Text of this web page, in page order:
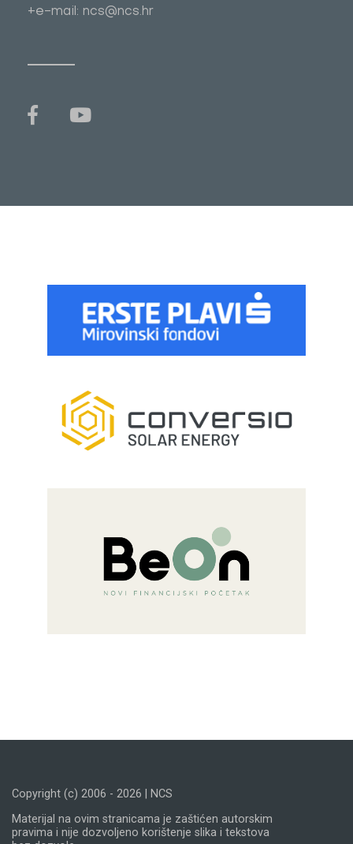
+e-mail: ncs@ncs.hr
Copyright (c) 2006 - 2026 | NCS
Materijal na ovim stranicama je zaštićen autorskim
pravima i nije dozvoljeno korištenje slika i tekstova